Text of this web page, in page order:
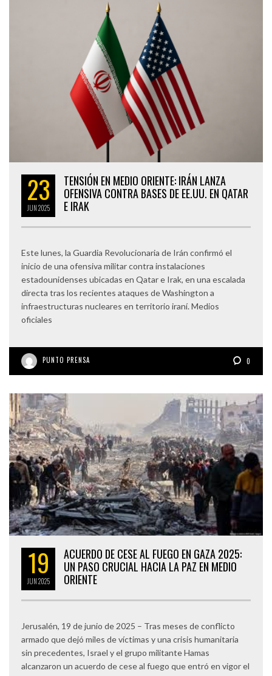
23
JUN2025
TENSIÓN EN MEDIO ORIENTE: IRÁN LANZA
OFENSIVA CONTRA BASES DE EE.UU. EN QATAR
E IRAK
Este lunes, la Guardia Revolucionaria de Irán confirmó el
inicio de una ofensiva militar contra instalaciones
estadounidenses ubicadas en Qatar e Irak, en una escalada
directa tras los recientes ataques de Washington a
infraestructuras nucleares en territorio iraní. Medios
oficiales
PUNTO PRENSA 0
19
JUN2025
ACUERDO DE CESE AL FUEGO EN GAZA 2025:
UN PASO CRUCIAL HACIA LA PAZ EN MEDIO
ORIENTE
Jerusalén, 19 de junio de 2025 – Tras meses de conflicto
armado que dejó miles de víctimas y una crisis humanitaria
sin precedentes, Israel y el grupo militante Hamas
alcanzaron un acuerdo de cese al fuego que entró en vigor el